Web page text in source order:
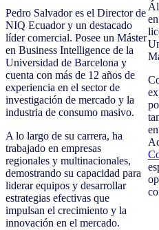
Pedro Salvador es el Director de
NIQ Ecuador y un destacado
líder comercial. Posee un Máster
en Business Intelligence de la
Universidad de Barcelona y
cuenta con más de 12 años de
experiencia en el sector de
investigación de mercado y la
industria de consumo masivo.
A lo largo de su carrera, ha
trabajado en empresas
regionales y multinacionales,
demostrando su capacidad para
liderar equipos y desarrollar
estrategias efectivas que
impulsan el crecimiento y la
innovación en el mercado.